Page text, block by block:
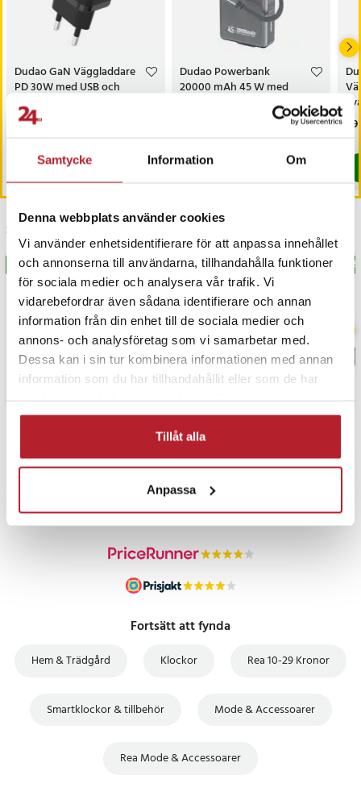
Samtycke Information Om
Denna webbplats använder cookies
Vi använder enhetsidentifierare för att anpassa innehållet
och annonserna till användarna, tillhandahålla funktioner
för sociala medier och analysera vår trafik. Vi
vidarebefordrar även sådana identifierare och annan
information från din enhet till de sociala medier och
annons- och analysföretag som vi samarbetar med.
Dessa kan i sin tur kombinera informationen med annan
information som du har tillhandahållit eller som de har
Tillåt alla
Anpassa
Dudao GaN Väggladdare
PD 30W med USB och
USB-C - Svart
Pris:99 kr
99 kr
Köp
Dudao Powerbank
20000 mAh 45 W med
Senast besökta
BÄSTSÄLJARE BÄSTSÄLJARE
PRISGARANTI
UTFÖRSÄLJNING
Fortsätt att fynda
Hem & Trädgård Klockor Rea 10-29 Kronor
Smartklockor & tillbehör Mode & Accessoarer
Rea Mode & Accessoarer